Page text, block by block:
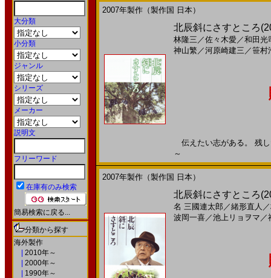
大分類
小分類
ジャンル
シリーズ
メーカー
説明文
フリーワード
在庫有のみ検索
簡易検索に戻る...
分類から探す
海外製作
2010年～
2000年～
1990年～
2007年製作（製作国 日本）
北辰斜にさすところ
林隆三 ／佐々木愛／和田光
神山繁 ／河原崎建三 ／笹村
伝えたい志がある。 残
～
2007年製作（製作国 日本）
北辰斜にさすところ
名 三國連太郎 ／緒形直人 ／
波岡一喜／池上リョヲマ ／